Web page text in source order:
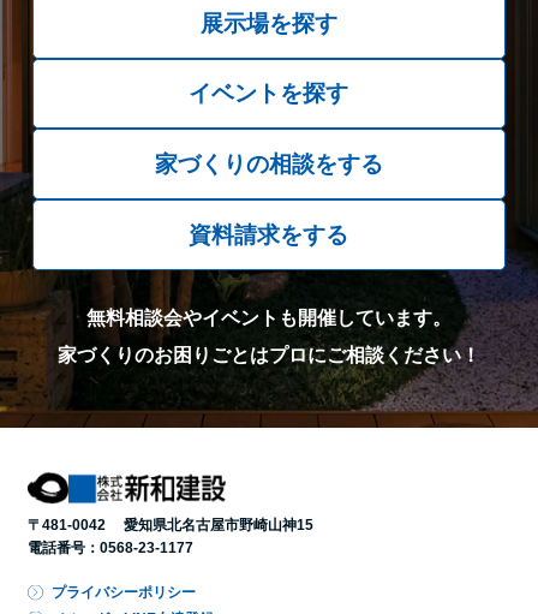
展示場を探す
イベントを探す
家づくりの相談をする
資料請求をする
無料相談会やイベントも開催しています。
家づくりのお困りごとはプロにご相談ください！
〒481-0042 愛知県北名古屋市野崎山神15
電話番号： 0568-23-1177
プライバシーポリシー